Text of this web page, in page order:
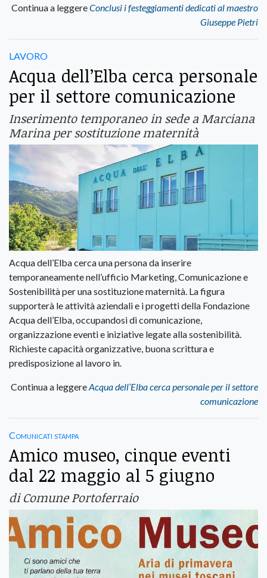
Continua a leggereConclusi i festeggiamenti dedicati al maestro
Giuseppe Pietri
LAVORO
Acqua dell’Elba cerca personale
per il settore comunicazione
Inserimento temporaneo in sede a Marciana
Marina per sostituzione maternità
Acqua dell’Elba cerca una persona da inserire
temporaneamente nell’ufficio Marketing, Comunicazione e
Sostenibilità per una sostituzione maternità. La figura
supporterà le attività aziendali e i progetti della Fondazione
Acqua dell’Elba, occupandosi di comunicazione,
organizzazione eventi e iniziative legate alla sostenibilità.
Richieste capacità organizzative, buona scrittura e
predisposizione al lavoro in.
Continua a leggereAcqua dell’Elba cerca personale per il settore
comunicazione
Comunicati stampa
Amico museo, cinque eventi
dal 22 maggio al 5 giugno
di Comune Portoferraio